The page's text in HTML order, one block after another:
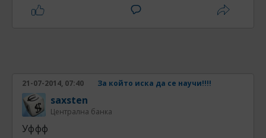
21-07-2014, 07:40 За който иска да се научи!!!!
saxsten
Централна банка
Уффф